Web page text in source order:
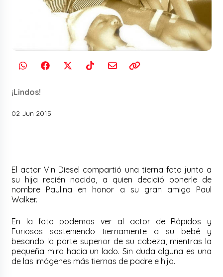
¡Lindos!
02 Jun 2015
El actor Vin Diesel compartió una tierna foto junto a
su hija recién nacida, a quien decidió ponerle de
nombre Paulina en honor a su gran amigo Paul
Walker.
En la foto podemos ver al actor de Rápidos y
Furiosos sosteniendo tiernamente a su bebé y
besando la parte superior de su cabeza, mientras la
pequeña mira hacía un lado. Sin duda alguna es una
de las imágenes más tiernas de padre e hija.